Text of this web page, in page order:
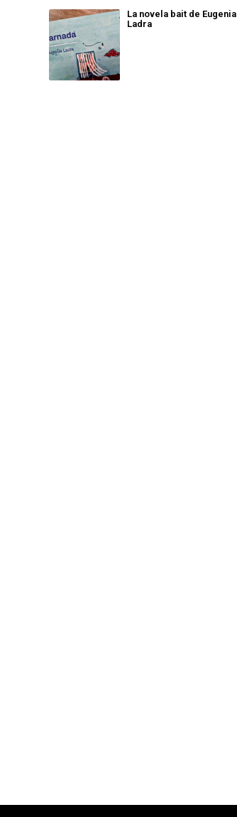
La novela bait de Eugenia
Ladra